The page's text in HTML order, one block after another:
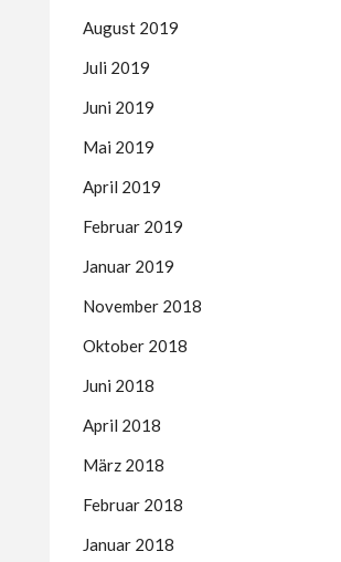
August 2019
Juli 2019
Juni 2019
Mai 2019
April 2019
Februar 2019
Januar 2019
November 2018
Oktober 2018
Juni 2018
April 2018
März 2018
Februar 2018
Januar 2018